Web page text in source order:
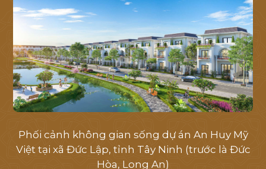
Phối cảnh không gian sống dự án An Huy Mỹ
Việt tại xã Đức Lập, tỉnh Tây Ninh (trước là Đức
Hòa, Long An)